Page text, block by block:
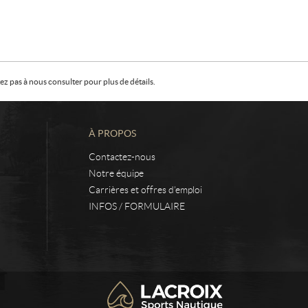
pas à nous consulter pour plus de détails.
À PROPOS
Contactez-nous
Notre équipe
Carrières et offres d’emploi
INFOS / FORMULAIRE